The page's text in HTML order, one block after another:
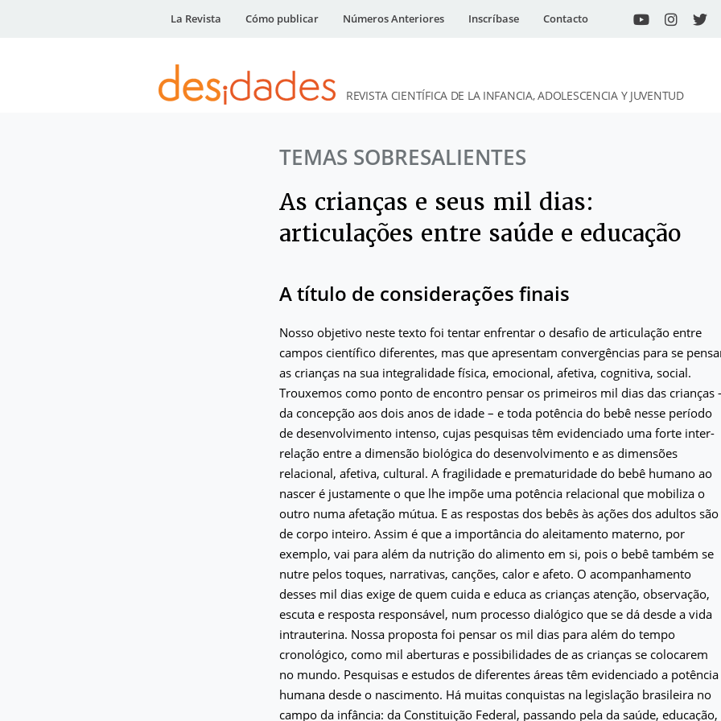
La Revista Cómo publicar Números Anteriores Inscríbase Contacto
DESidades
REVISTA CIENTÍFICA DE LA INFANCIA, ADOLESCENCIA Y JUVENTUD
TEMAS SOBRESALIENTES
As crianças e seus mil dias:
articulações entre saúde e educação
A título de considerações finais
Nosso objetivo neste texto foi tentar enfrentar o desafio de articulação entre
campos científico diferentes, mas que apresentam convergências para se
as crianças na sua integralidade física, emocional, afetiva, cognitiva, social.
Trouxemos como ponto de encontro pensar os primeiros mil dias das crianças
da concepção aos dois anos de idade – e toda potência do bebê nesse período
de desenvolvimento intenso, cujas pesquisas têm evidenciado uma forte inter-
relação entre a dimensão biológica do desenvolvimento e as dimensões
relacional, afetiva, cultural. A fragilidade e prematuridade do bebê humano ao
nascer é justamente o que lhe impõe uma potência relacional que mobiliza o
outro numa afetação mútua. E as respostas dos bebês às ações dos adultos são
de corpo inteiro. Assim é que a importância do aleitamento materno, por
exemplo, vai para além da nutrição do alimento em si, pois o bebê também se
nutre pelos toques, narrativas, canções, calor e afeto. O acompanhamento
desses mil dias exige de quem cuida e educa as crianças atenção, observação,
escuta e resposta responsável, num processo dialógico que se dá desde a vida
intrauterina. Nossa proposta foi pensar os mil dias para além do tempo
cronológico, como mil aberturas e possibilidades de as crianças se colocarem
no mundo. Pesquisas e estudos de diferentes áreas têm evidenciado a potência
humana desde o nascimento. Há muitas conquistas na legislação brasileira no
campo da infância: da Constituição Federal, passando pela da saúde, educação,